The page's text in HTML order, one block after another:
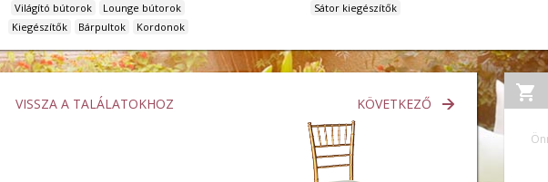
Világító bútorok
Lounge bútorok
Kiegészítők
Bárpultok Kordonok
Sátor kiegészítők
VISSZA A TALÁLATOKHOZ KÖVETKEZŐ